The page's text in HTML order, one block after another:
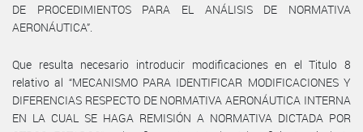
DE PROCEDIMIENTOS PARA EL ANÁLISIS DE NORMATIVA
AERONÁUTICA”.
Que resulta necesario introducir modificaciones en el Titulo 8
relativo al “MECANISMO PARA IDENTIFICAR MODIFICACIONES Y
DIFERENCIAS RESPECTO DE NORMATIVA AERONÁUTICA INTERNA
EN LA CUAL SE HAGA REMISIÓN A NORMATIVA DICTADA POR